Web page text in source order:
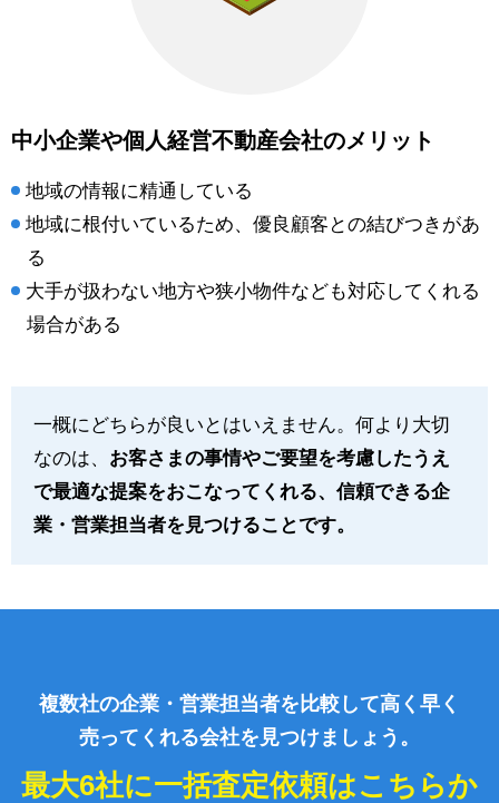
中小企業や個人経営不動産会社のメリット
地域の情報に精通している
地域に根付いているため、優良顧客との結びつきがあ
る
大手が扱わない地方や狭小物件なども対応してくれる
場合がある
一概にどちらが良いとはいえません。何より大切
なのは、 お客さまの事情やご要望を考慮したうえ
で最適な提案をおこなってくれる、信頼できる企
業・営業担当者を見つけることです。
複数社の企業・営業担当者を比較して高く早く
売ってくれる会社を見つけましょう。
最大6社に一括査定依頼はこちらか